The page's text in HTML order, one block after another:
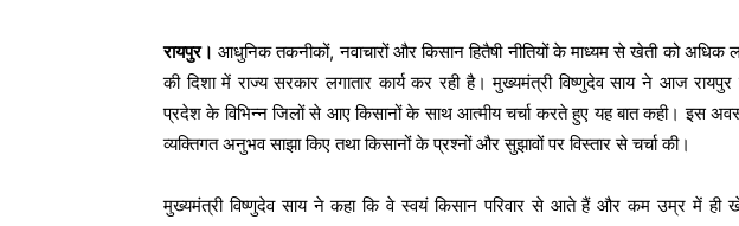
रायपुर। आधुनिक तकनीकों, नवाचारों और किसान हितैषी नीतियों के माध्यम से खेती को
की दिशा में राज्य सरकार लगातार कार्य कर रही है। मुख्यमंत्री विष्णुदेव साय ने आज
प्रदेश के विभिन्न जिलों से आए किसानों के साथ आत्मीय चर्चा करते हुए यह बात कही। इस
व्यक्तिगत अनुभव साझा किए तथा किसानों के प्रश्नों और सुझावों पर विस्तार से चर्चा की।
मुख्यमंत्री विष्णुदेव साय ने कहा कि वे स्वयं किसान परिवार से आते हैं और कम उम्र में ही